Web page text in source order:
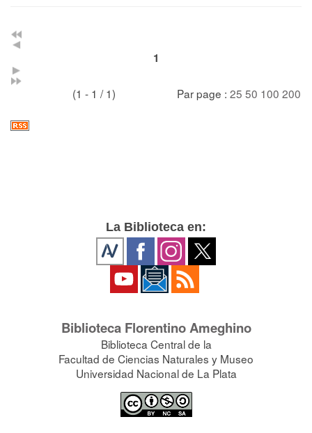
1
(1 - 1 / 1) Par page : 25 50 100 200
La Biblioteca en:
Biblioteca Florentino Ameghino
Biblioteca Central de la
Facultad de Ciencias Naturales y Museo
Universidad Nacional de La Plata